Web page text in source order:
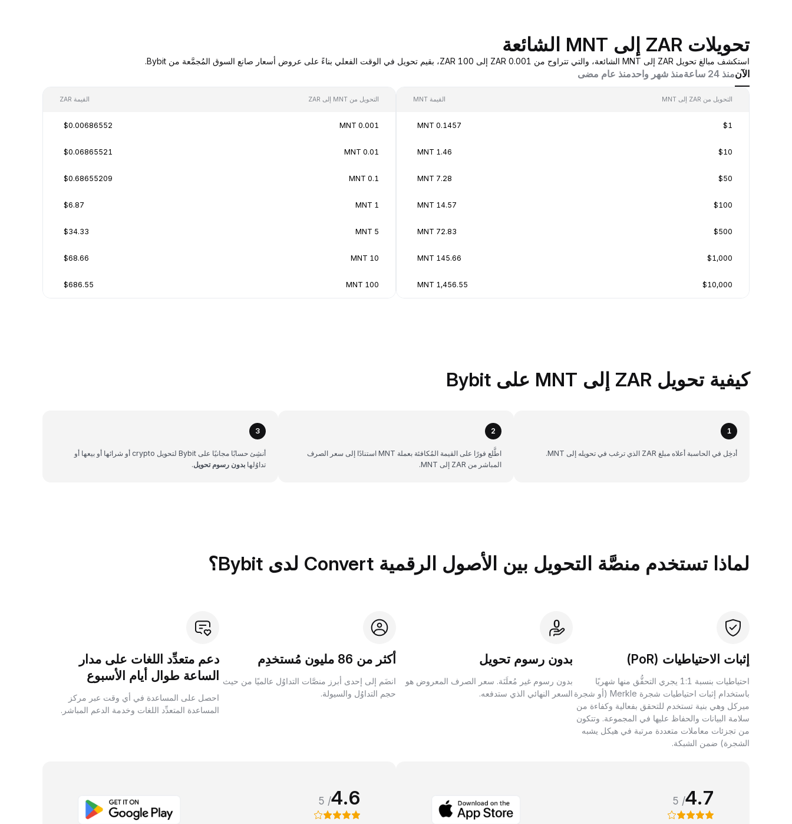
تحويلات ZAR إلى MNT الشائعة
استكشف مبالغ تحويل ZAR إلى MNT الشائعة، والتي تتراوح من 0.001 ZAR إلى 100 ZAR، بقيم تحويل في الوقت الفعلي بناءً على عروض أسعار صانع السوق المُجمَّعة من Bybit.
الآنمنذ 24 ساعة منذ شهر واحدمنذ عام مضى
التحويل من ZAR إلى MNT القيمة MNT
$1
0.1457 MNT
$10
1.46 MNT
$50
7.28 MNT
$100
14.57 MNT
$500
72.83 MNT
$1,000
145.66 MNT
$10,000
1,456.55 MNT
التحويل من MNT إلى ZAR القيمة ZAR
0.001 MNT
$0.00686552
0.01 MNT
$0.06865521
0.1 MNT
$0.68655209
1 MNT
$6.87
5 MNT
$34.33
10 MNT
$68.66
100 MNT
$686.55
كيفية تحويل ZAR إلى MNT على Bybit
1
أدخِل في الحاسبة أعلاه مبلغ ZAR الذي ترغب في تحويله إلى MNT.
2
اطَّلع فورًا على القيمة المُكافئة بعملة MNT استنادًا إلى سعر الصرف
المباشر من ZAR إلى MNT.
3
أنشِئ حسابًا مجانيًا على Bybit لتحويل crypto أو شرائها أو بيعها أو
تداوُلها بدون رسوم تحويل.
لماذا تستخدم منصَّة التحويل بين الأصول الرقمية Convert لدى Bybit؟
إثبات الاحتياطيات (PoR)
احتياطيات بنسبة 1:1 يجري التحقُّق منها شهريًا
باستخدام إثبات احتياطيات شجرة Merkle (أو شجرة
ميركل وهي بنية تستخدم للتحقق بفعالية وكفاءة من
سلامة البيانات والحفاظ عليها في المجموعة. وتتكون
من تجزئات معاملات متعددة مرتبة في هيكل يشبه
الشجرة) ضمن الشبكة.
بدون رسوم تحويل
بدون رسوم غير مُعلَنَة. سعر الصرف المعروض هو
السعر النهائي الذي ستدفعه.
أكثر من 86 مليون مُستخدِم
انضَم إلى إحدى أبرز منصَّات التداوُل عالميًا من حيث
حجم التداوُل والسيولة.
دعم متعدِّد اللغات على مدار
الساعة طوال أيام الأسبوع
احصل على المساعدة في أي وقت عبر مركز
المساعدة المتعدِّد اللغات وخدمة الدعم المباشر.
4.7
/ 5
4.6
/ 5